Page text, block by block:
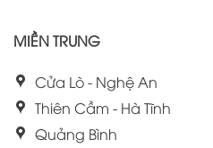
MIỀN TRUNG
Cửa Lò - Nghệ An
Thiên Cầm - Hà Tĩnh
Quảng Bình